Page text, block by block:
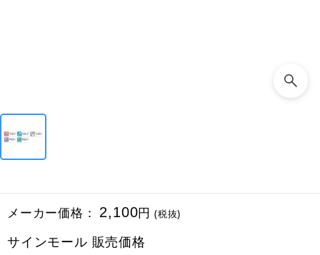
メーカー価格： 2,100円(税抜)
サインモール 販売価格